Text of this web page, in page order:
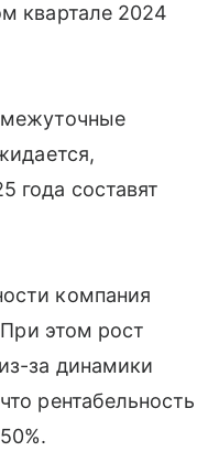
квартале 2024
года составят
компания
этом рост
за динамики
рентабельность